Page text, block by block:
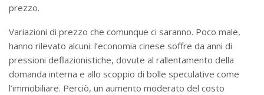
prezzo.
Variazioni di prezzo che comunque ci saranno. Poco male,
hanno rilevato alcuni: l’economia cinese soffre da anni di
pressioni deflazionistiche, dovute al rallentamento della
domanda interna e allo scoppio di bolle speculative come
l’immobiliare. Perciò, un aumento moderato del costo